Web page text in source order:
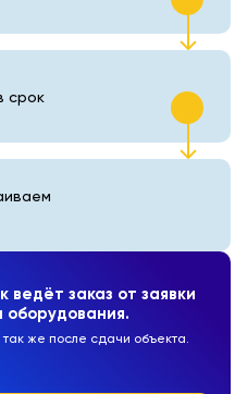
ведёт заказ от заявки
оборудования.
же после сдачи объекта.
срок